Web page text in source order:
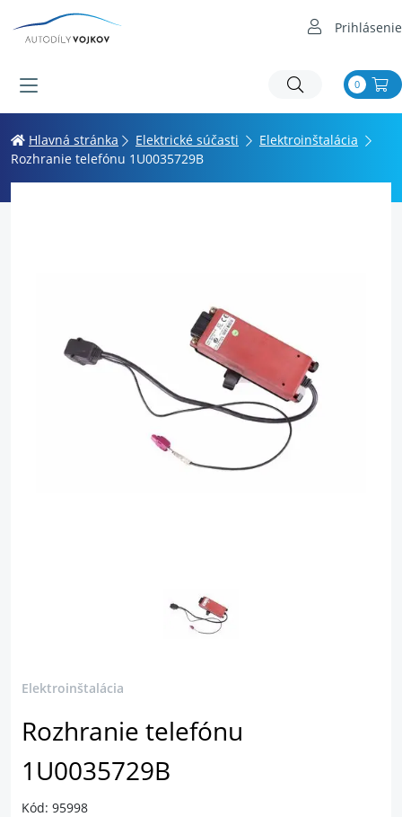
Prihlásenie
0
Hlavná stránka Elektrické súčasti
Elektroinštalácia
Rozhranie telefónu 1U0035729B
Elektroinštalácia
Rozhranie telefónu
1U0035729B
Kód: 95998